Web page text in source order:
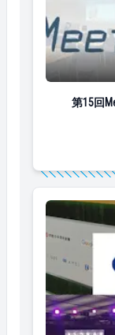
第15回